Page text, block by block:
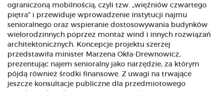
ograniczoną mobilnością, czyli tzw. „więźniów czwartego
piętra” i przewiduje wprowadzenie instytucji najmu
senioralnego oraz wspieranie dostosowywania budynków
wielorodzinnych poprzez montaż wind i innych rozwiązań
architektonicznych. Koncepcje projektu szerzej
przedstawiła minister Marzena Okła-Drewnowicz,
prezentując najem senioralny jako narzędzie, za którym
pójdą również środki finansowe. Z uwagi na trwające
jeszcze konsultacje publiczne dla przedmiotowego